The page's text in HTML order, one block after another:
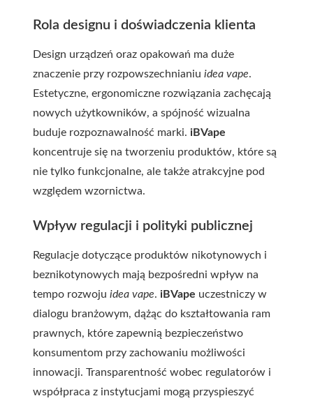
Rola designu i doświadczenia klienta
Design urządzeń oraz opakowań ma duże
znaczenie przy rozpowszechnianiu idea vape.
Estetyczne, ergonomiczne rozwiązania zachęcają
nowych użytkowników, a spójność wizualna
buduje rozpoznawalność marki. iBVape
koncentruje się na tworzeniu produktów, które są
nie tylko funkcjonalne, ale także atrakcyjne pod
względem wzornictwa.
Wpływ regulacji i polityki publicznej
Regulacje dotyczące produktów nikotynowych i
beznikotynowych mają bezpośredni wpływ na
tempo rozwoju idea vape. iBVape uczestniczy w
dialogu branżowym, dążąc do kształtowania ram
prawnych, które zapewnią bezpieczeństwo
konsumentom przy zachowaniu możliwości
innowacji. Transparentność wobec regulatorów i
współpraca z instytucjami mogą przyspieszyć